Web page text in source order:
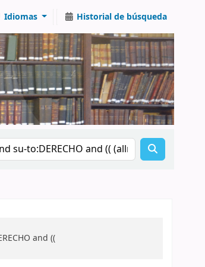
Idiomas Historial de búsqueda
and ((